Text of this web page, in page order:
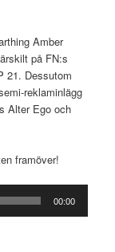
Amber
på FN:s
21. Dessutom
reklaminlägg
Alter Ego och
framöver!
00:00